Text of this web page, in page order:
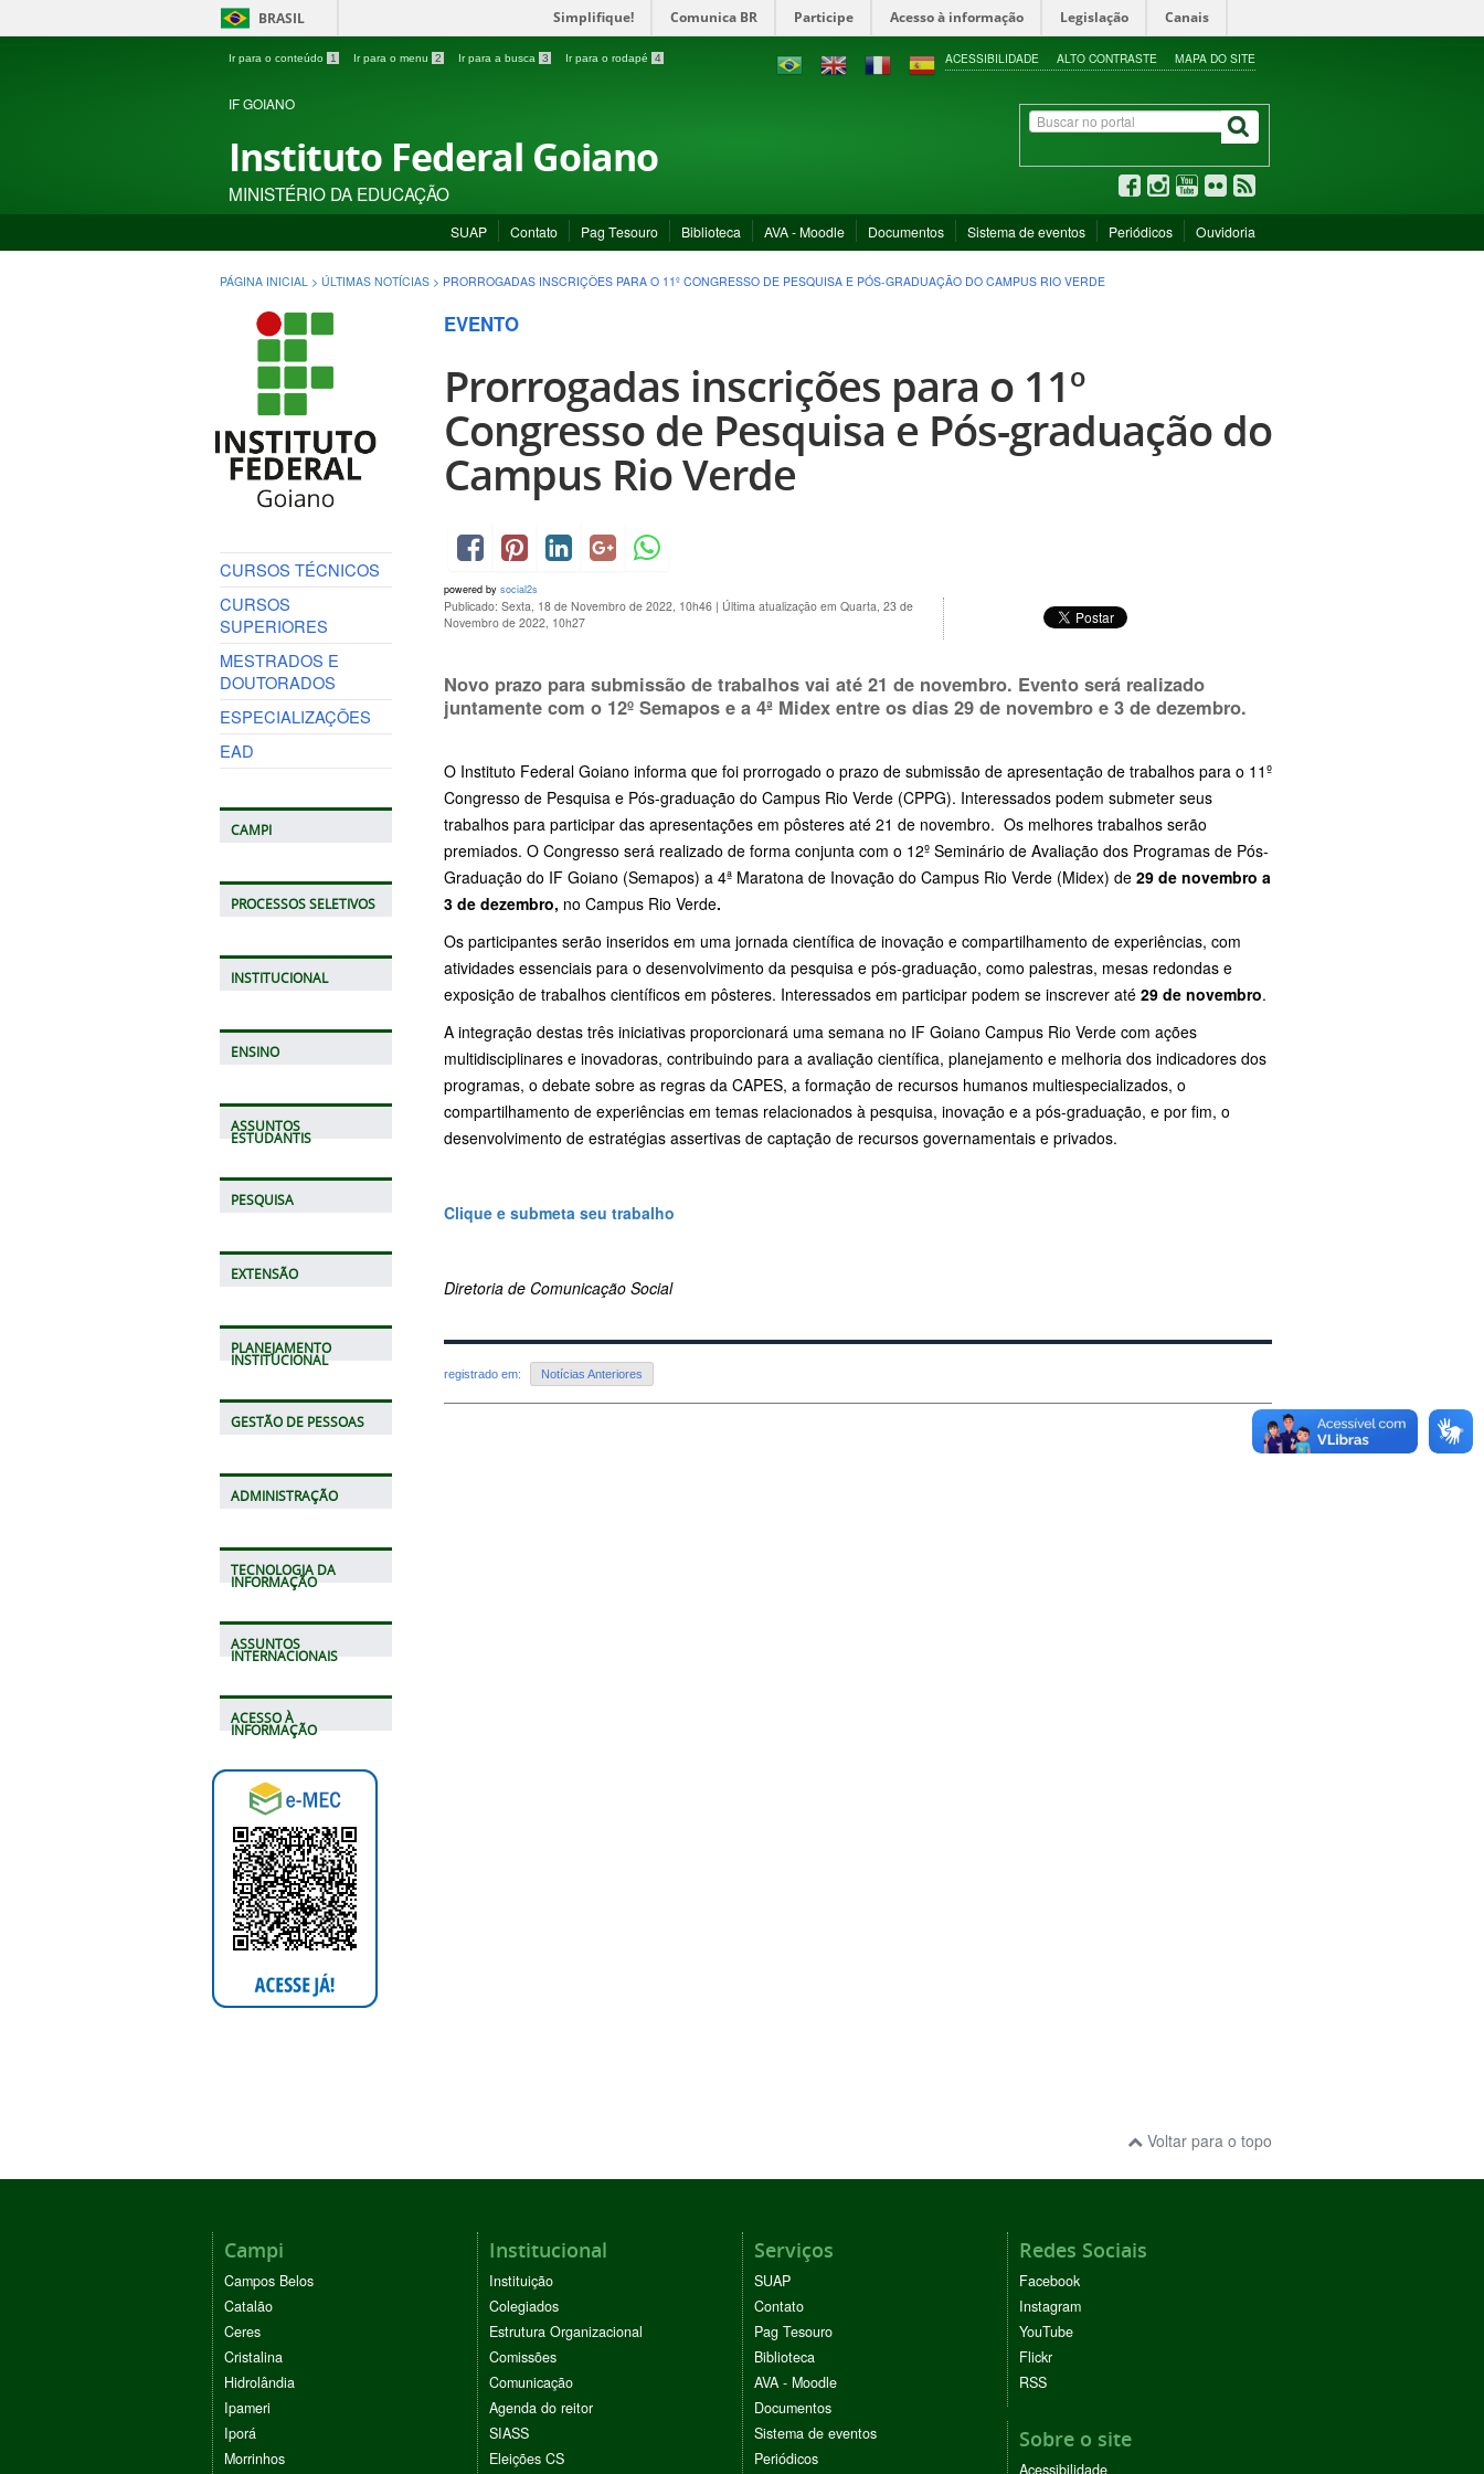
BRASIL Simplifique! Comunica BR Participe Acesso à informação Legislação Canais
Ir para o conteúdo 1 Ir para o menu 2 Ir para a busca 3 Ir para o rodapé 4 ACESSIBILIDADE ALTO CONTRASTE MAPA DO SITE
IF GOIANO
Instituto Federal Goiano
MINISTÉRIO DA EDUCAÇÃO
SUAP Contato Pag Tesouro Biblioteca AVA - Moodle Documentos Sistema de eventos Periódicos Ouvidoria
PÁGINA INICIAL > ÚLTIMAS NOTÍCIAS > PRORROGADAS INSCRIÇÕES PARA O 11º CONGRESSO DE PESQUISA E PÓS-GRADUAÇÃO DO CAMPUS RIO VERDE
CURSOS TÉCNICOS
CURSOS
SUPERIORES
MESTRADOS E
DOUTORADOS
ESPECIALIZAÇÕES
EAD
CAMPI
PROCESSOS SELETIVOS
INSTITUCIONAL
ENSINO
ASSUNTOS
ESTUDANTIS
PESQUISA
EXTENSÃO
PLANEJAMENTO
INSTITUCIONAL
GESTÃO DE PESSOAS
ADMINISTRAÇÃO
TECNOLOGIA DA
INFORMAÇÃO
ASSUNTOS
INTERNACIONAIS
ACESSO À
INFORMAÇÃO
EVENTO
Prorrogadas inscrições para o 11º
Congresso de Pesquisa e Pós-graduação do
Campus Rio Verde
powered by social2s
Publicado: Sexta, 18 de Novembro de 2022, 10h46 | Última atualização em Quarta, 23 de
Novembro de 2022, 10h27
Novo prazo para submissão de trabalhos vai até 21 de novembro. Evento será realizado
juntamente com o 12º Semapos e a 4ª Midex entre os dias 29 de novembro e 3 de dezembro.
O Instituto Federal Goiano informa que foi prorrogado o prazo de submissão de apresentação de trabalhos para o 11º
Congresso de Pesquisa e Pós-graduação do Campus Rio Verde (CPPG). Interessados podem submeter seus
trabalhos para participar das apresentações em pôsteres até 21 de novembro. Os melhores trabalhos serão
premiados. O Congresso será realizado de forma conjunta com o 12º Seminário de Avaliação dos Programas de Pós-
Graduação do IF Goiano (Semapos) a 4ª Maratona de Inovação do Campus Rio Verde (Midex) de 29 de novembro a
3 de dezembro, no Campus Rio Verde.
Os participantes serão inseridos em uma jornada científica de inovação e compartilhamento de experiências, com
atividades essenciais para o desenvolvimento da pesquisa e pós-graduação, como palestras, mesas redondas e
exposição de trabalhos científicos em pôsteres. Interessados em participar podem se inscrever até 29 de novembro.
A integração destas três iniciativas proporcionará uma semana no IF Goiano Campus Rio Verde com ações
multidisciplinares e inovadoras, contribuindo para a avaliação científica, planejamento e melhoria dos indicadores dos
programas, o debate sobre as regras da CAPES, a formação de recursos humanos multiespecializados, o
compartilhamento de experiências em temas relacionados à pesquisa, inovação e a pós-graduação, e por fim, o
desenvolvimento de estratégias assertivas de captação de recursos governamentais e privados.
Clique e submeta seu trabalho
Diretoria de Comunicação Social
registrado em: Notícias Anteriores
Voltar para o topo
Campi
Campos Belos
Catalão
Ceres
Cristalina
Hidrolândia
Ipameri
Iporá
Morrinhos
Institucional
Instituição
Colegiados
Estrutura Organizacional
Comissões
Comunicação
Agenda do reitor
SIASS
Eleições CS
Serviços
SUAP
Contato
Pag Tesouro
Biblioteca
AVA - Moodle
Documentos
Sistema de eventos
Periódicos
Redes Sociais
Facebook
Instagram
YouTube
Flickr
RSS
Sobre o site